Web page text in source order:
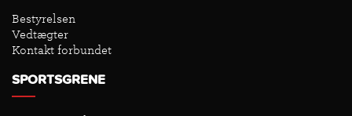
Bestyrelsen
Vedtægter
Kontakt forbundet
SPORTSGRENE